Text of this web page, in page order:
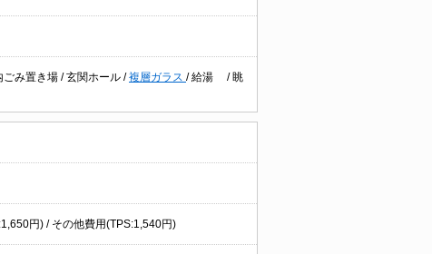
ごみ置き場 /玄関ホール /複層ガラス /給湯 / 眺
円) / その他費用(TPS:1,540円)